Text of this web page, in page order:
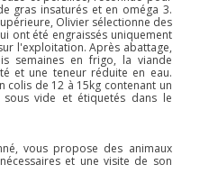
gras insaturés et en oméga 3.
Olivier sélectionne des
ont été engraissés uniquement
l'exploitation. Après abattage,
semaines en frigo, la viande
et une teneur réduite en eau.
colis de 12 à 15kg contenant un
vide et étiquetés dans le
vous propose des animaux
et une visite de son